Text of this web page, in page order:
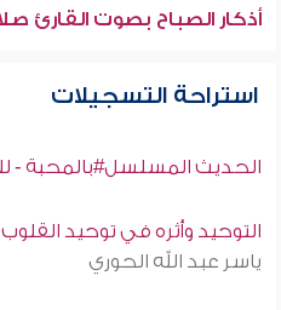
أذكار الصباح بصوت القارئ
استراحة التسجيلات
الحديث المسلسل#بالمحبة -
التوحيد وأثره في توحيد
ياسر عبد الله الحوري